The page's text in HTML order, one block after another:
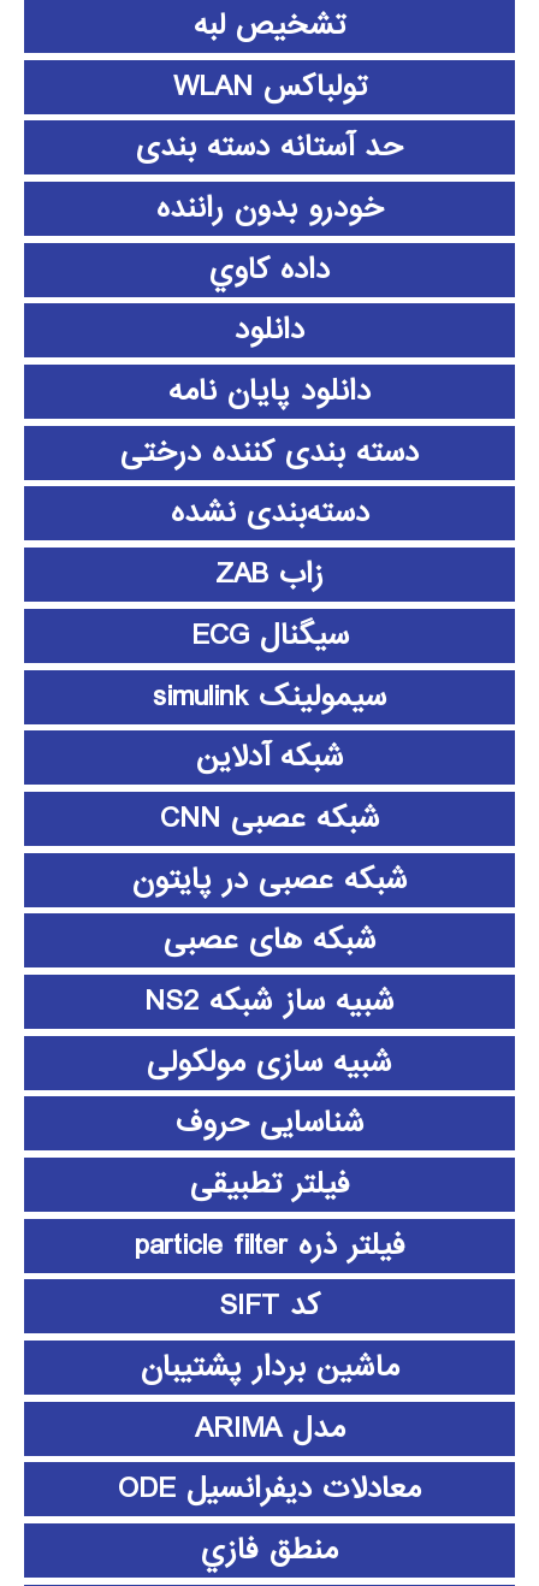
تشخیص لبه
تولباکس WLAN
حد آستانه دسته بندی
خودرو بدون راننده
داده كاوي
دانلود
دانلود پايان نامه
دسته بندی کننده درختی
دسته‌بندی نشده
زاب ZAB
سیگنال ECG
سیمولینک simulink
شبکه آدلاین
شبکه عصبی CNN
شبکه عصبی در پایتون
شبکه های عصبی
شبیه ساز شبکه NS2
شبیه سازی مولکولی
شناسایی حروف
فیلتر تطبیقی
فیلتر ذره particle filter
کد SIFT
ماشین بردار پشتیبان
مدل ARIMA
معادلات دیفرانسیل ODE
منطق فازي